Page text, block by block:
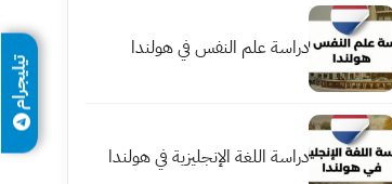
دراسة علم النفس في هولندا
دراسة اللغة الإنجليزية في هولندا
تيليجرام